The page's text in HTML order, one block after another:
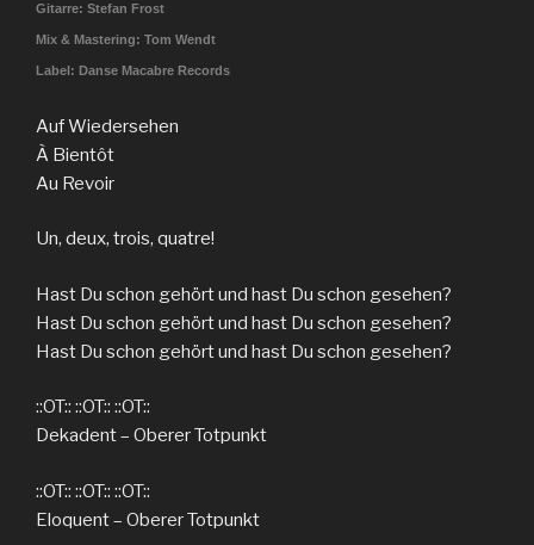
Gitarre: Stefan Frost
Mix & Mastering: Tom Wendt
Label: Danse Macabre Records
Auf Wiedersehen
À Bientôt
Au Revoir
Un, deux, trois, quatre!
Hast Du schon gehört und hast Du schon gesehen?
Hast Du schon gehört und hast Du schon gesehen?
Hast Du schon gehört und hast Du schon gesehen?
::OT:: ::OT:: ::OT::
Dekadent – Oberer Totpunkt
::OT:: ::OT:: ::OT::
Eloquent – Oberer Totpunkt